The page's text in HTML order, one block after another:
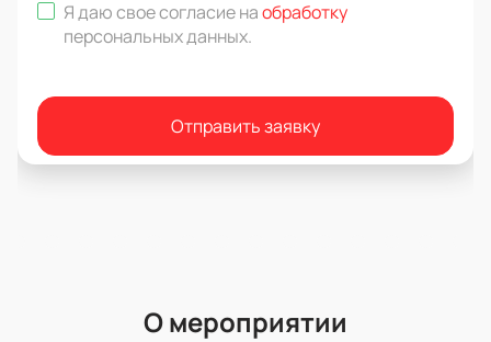
Я даю свое согласие наобработку
персональных данных.
Отправить заявку
О мероприятии